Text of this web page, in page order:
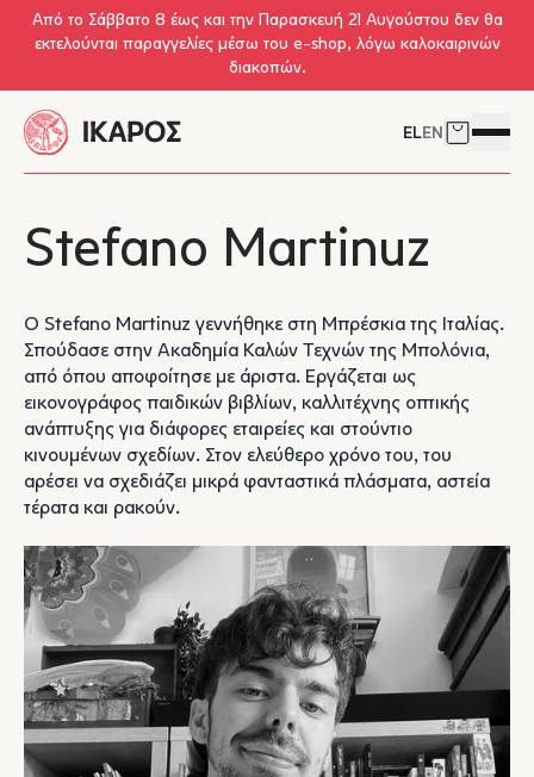
Skip to main content
Από το Σάββατο 8 έως και την Παρασκευή 21 Αυγούστου δεν θα
εκτελούνται παραγγελίες μέσω του e-shop, λόγω καλοκαιρινών
διακοπών.
ELEN Δείτε το
Stefano Martinuz
Ο Stefano Martinuz γεννήθηκε στη Μπρέσκια της Ιταλίας.
Σπούδασε στην Ακαδημία Καλών Τεχνών της Μπολόνια,
από όπου αποφοίτησε με άριστα. Εργάζεται ως
εικονογράφος παιδικών βιβλίων, καλλιτέχνης οπτικής
ανάπτυξης για διάφορες εταιρείες και στούντιο
κινουμένων σχεδίων. Στον ελεύθερο χρόνο του, του
αρέσει να σχεδιάζει μικρά φανταστικά πλάσματα, αστεία
τέρατα και ρακούν.